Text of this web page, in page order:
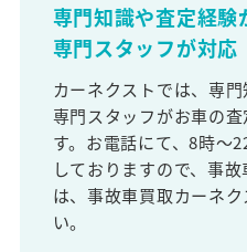
専門知識や査定経験
専門スタッフが対応
カーネクストでは、専
専門スタッフがお車の
す。お電話にて、8時～
しておりますので、事
は、事故車買取カーネ
い。